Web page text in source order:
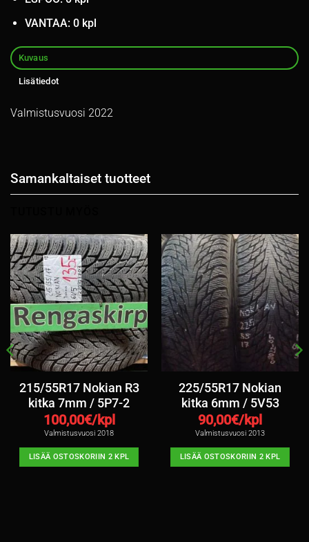
VANTAA: 0 kpl
Kuvaus
Lisätiedot
Valmistusvuosi 2022
Samankaltaiset tuotteet
215/55R17 Nokian R3
kitka 7mm / 5P7-2
100,00€/kpl
Valmistusvuosi 2018
LISÄÄ OSTOSKORIIN 2 KPL
225/55R17 Nokian
kitka 6mm / 5V53
90,00€/kpl
Valmistusvuosi 2013
LISÄÄ OSTOSKORIIN 2 KPL